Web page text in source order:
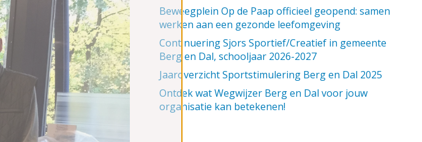
Beweegplein Op de Paap officieel geopend: samen
werken aan een gezonde leefomgeving
Continuering Sjors Sportief/Creatief in gemeente
Berg en Dal, schooljaar 2026-2027
Jaaroverzicht Sportstimulering Berg en Dal 2025
Ontdek wat Wegwijzer Berg en Dal voor jouw
organisatie kan betekenen!